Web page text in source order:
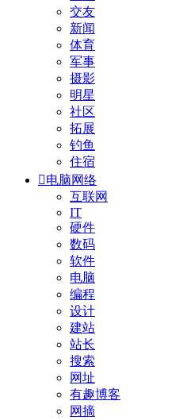
交友
新闻
体育
军事
摄影
明星
社区
拓展
钓鱼
住宿
电脑网络
互联网
IT
硬件
数码
软件
电脑
编程
设计
建站
站长
搜索
网址
有趣博客
网摘